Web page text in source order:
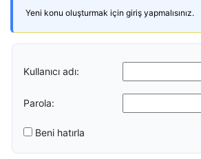
Yeni konu oluşturmak için giriş yapmalısınız.
Kullanıcı adı:
Parola:
Beni hatırla